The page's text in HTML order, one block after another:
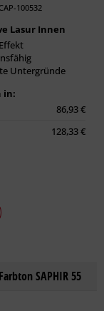
100532
Lasur Innen
Untergründe
in:
86,93 €
128,33 €
SAPHIR 55